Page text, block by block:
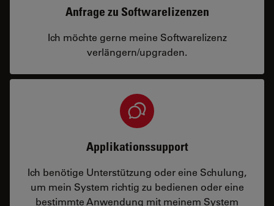
Anfrage zu Softwarelizenzen
Ich möchte gerne meine Softwarelizenz
verlängern/upgraden.
Applikationssupport
Ich benötige Unterstützung oder eine Schulung,
um mein System richtig zu bedienen oder eine
bestimmte Anwendung mit meinem System